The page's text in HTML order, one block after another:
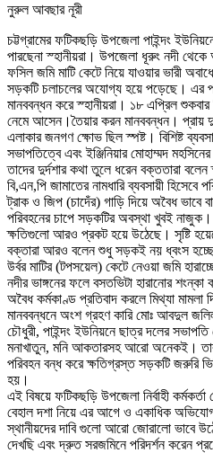
নুরুল আবছার নূরী
চট্টগ্রামের ফটিকছড়ি উপজেলা পাইন্দং
পারছেনা স্হানীয়রা। উপজেলা ধূরুং নদী
ফসিল জমি মাটি কেটে নিয়ে যাওয়ার ভারী
সড়কটি চলাচলের অযোগ্য হয়ে পড়েছে। এর
মানববন্ধন করে স্হানীয়রা। ১৮ এপ্রিল শুকবার
নেমে আসেন।তৈয়ার করন মানববন্ধন। প্রায় দুই
এলাকার জনগণ ক্ষোভ ছিল স্পষ্ট। বিশিষ্ট
সভাপতিত্বে এবং ইঞ্জিনিয়ার মোহাম্মদ
তাদের দুর্দশার কথা তুলে ধরেন বক্ততারা বলেন
বি,এন,পি জামাতের নামধারি ব্যবসায়ী
ট্রাক ও জিপ (চাদেঁর) গাড়ি দিয়ে অবৈধ ভাবে
পরিবহনের চাপে সড়কটির অবস্থা খুবই নাজুক।
ক্ষতিগুলো আরও প্রকট হয়ে উঠেছে। সৃষ্টি
বক্তারা আরও বলেন শুধু সড়কই নয় ধ্বংস
উর্বর মাটির (টপসয়েল) কেটে নেওয়া জমি
নদীর ভাঙ্গনের ফলে বসতভিটা হারানোর
অবৈধ কর্মকাণ্ড প্রতিবাদ করলে মিথ্যা মামলা
মানববন্ধনে অংশ গ্রহণ কারি মোঃ আবদুল
চৌধুরী, পাইন্দং ইউনিয়নে ছাত্র দলের
মনাখাতুন, মনি আকতারসহ আরো অনেকই।
পরিবহন বন্ধ করে ক্ষতিগ্রস্ত সড়কটি জরুরি
হয়।
এই বিষয়ে ফটিকছড়ি উপজেলা নির্বাহী
বেহাল দশা নিয়ে এর আগে ও একাধিক
স্থানীয়দের দাবি গুলো আরো জোরালো ভাবে
দেখছি এবং দ্রুত সরজমিনে পরিদর্শন করেন